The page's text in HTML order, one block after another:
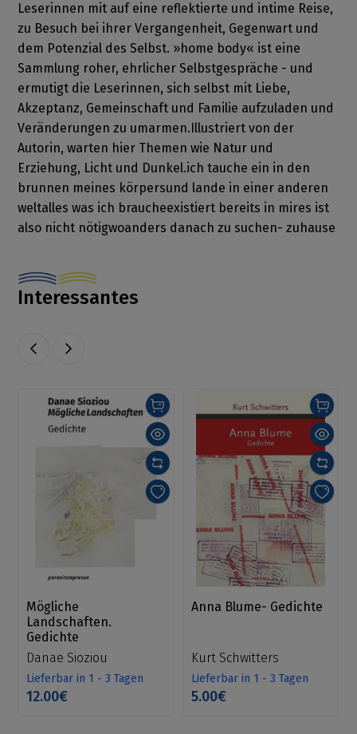
Leserinnen mit auf eine reflektierte und intime Reise,
zu Besuch bei ihrer Vergangenheit, Gegenwart und
dem Potenzial des Selbst. »home body« ist eine
Sammlung roher, ehrlicher Selbstgespräche - und
ermutigt die Leserinnen, sich selbst mit Liebe,
Akzeptanz, Gemeinschaft und Familie aufzuladen und
Veränderungen zu umarmen.Illustriert von der
Autorin, warten hier Themen wie Natur und
Erziehung, Licht und Dunkel.ich tauche ein in den
brunnen meines körpersund lande in einer anderen
weltalles was ich braucheexistiert bereits in mires ist
also nicht nötigwoanders danach zu suchen- zuhause
Interessantes
Mögliche
Landschaften.
Gedichte
Danae Sioziou
Lieferbar in 1 - 3 Tagen
12.00€
Anna Blume- Gedichte
Kurt Schwitters
Lieferbar in 1 - 3 Tagen
5.00€